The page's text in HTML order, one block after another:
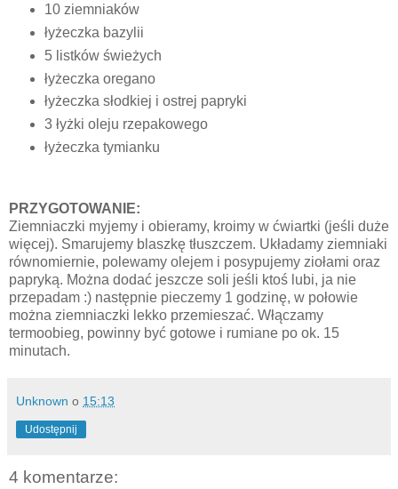
10 ziemniaków
łyżeczka bazylii
5 listków świeżych
łyżeczka oregano
łyżeczka słodkiej i ostrej papryki
3 łyżki oleju rzepakowego
łyżeczka tymianku
PRZYGOTOWANIE:
Ziemniaczki myjemy i obieramy, kroimy w ćwiartki (jeśli duże
więcej). Smarujemy blaszkę tłuszczem. Układamy ziemniaki
równomiernie, polewamy olejem i posypujemy ziołami oraz
papryką. Można dodać jeszcze soli jeśli ktoś lubi, ja nie
przepadam :) następnie pieczemy 1 godzinę, w połowie
można ziemniaczki lekko przemieszać. Włączamy
termoobieg, powinny być gotowe i rumiane po ok. 15
minutach.
Unknown o 15:13
Udostępnij
4 komentarze: